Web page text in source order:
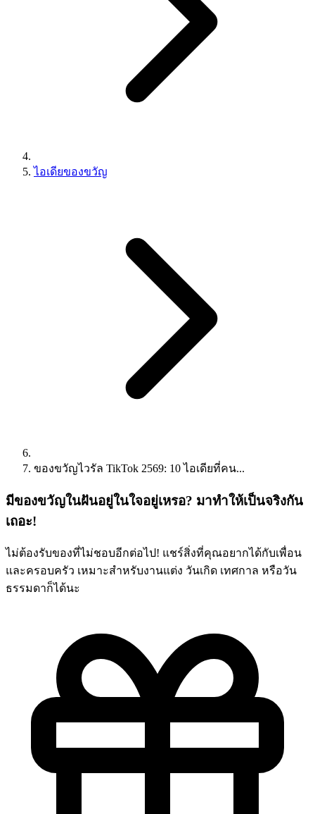
ไอเดียของขวัญ
ของขวัญไวรัล TikTok 2569: 10 ไอเดียที่คน...
มีของขวัญในฝันอยู่ในใจอยู่เหรอ? มาทำให้เป็นจริงกัน
เถอะ!
ไม่ต้องรับของที่ไม่ชอบอีกต่อไป! แชร์สิ่งที่คุณอยากได้กับเพื่อน
และครอบครัว เหมาะสำหรับงานแต่ง วันเกิด เทศกาล หรือวัน
ธรรมดาก็ได้นะ